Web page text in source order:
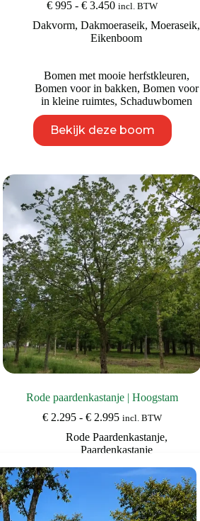
€ 995 - € 3.450Prijsklasse:
tot
€ 3.450
incl. BTW
Dakvorm,Dakmoeraseik,Moeraseik,
Eikenboom
Bomen met mooie herfstkleuren,
Bomen voor in bakken, Bomen voor
in kleine ruimtes, Schaduwbomen
Bekijk deze boom
product
heeft
Deze
optie
kan
gekozen
worden
op
de
productpagina
Rode paardenkastanje | Hoogstam
€ 2.295 - € 2.995Prijsklasse:
tot
€ 2.995
incl. BTW
Rode Paardenkastanje,
Paardenkastanje
Bomen voor bijen,Bomen voor
middelgrote tuin